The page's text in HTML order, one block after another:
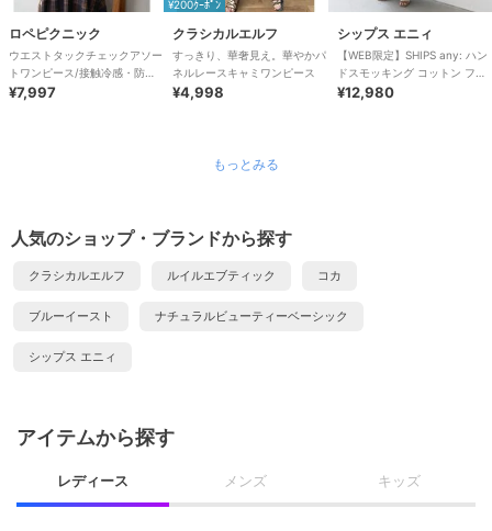
ロペピクニック
ウエストタックチェックアソー
トワンピース/接触冷感・防シ
ワ・リンクコーデ
¥7,997
¥200ｸｰﾎﾟﾝ
クラシカルエルフ
すっきり、華奢見え。華やかパ
ネルレースキャミワンピース
¥4,998
シップス エニィ
【WEB限定】SHIPS any: ハン
ドスモッキング コットン フレ
ア ノースリーブ ワンピース
¥12,980
もっとみる
人気のショップ・ブランドから探す
クラシカルエルフ ルイルエブティック コカ
ブルーイースト ナチュラルビューティーベーシック
シップス エニィ
アイテムから探す
レディース メンズ キッズ